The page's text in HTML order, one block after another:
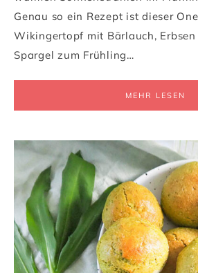
Genau so ein Rezept ist dieser
Wikingertopf mit Bärlauch, Erbsen
Spargel zum Frühling…
MEHR LESEN